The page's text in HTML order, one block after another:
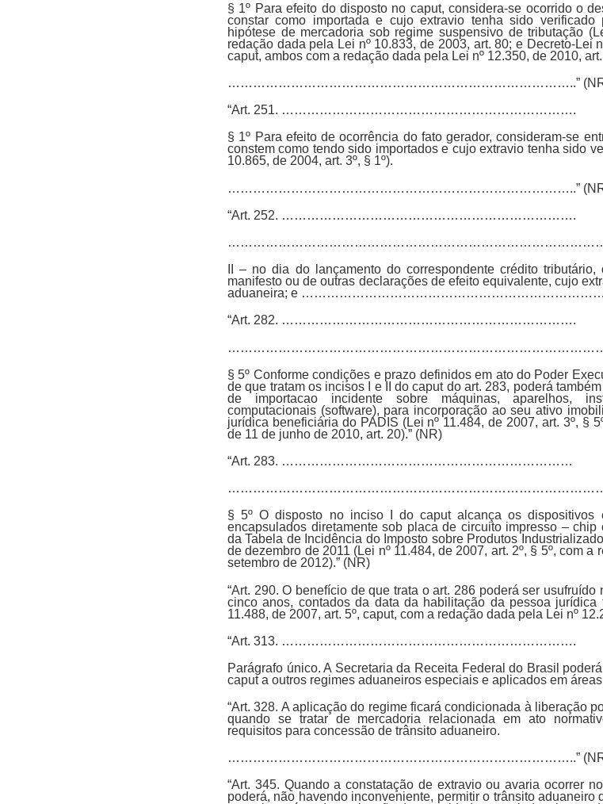
§ 1º Para efeito do disposto no caput, considera-se ocorrido o
constar como importada e cujo extravio tenha sido
hipótese de mercadoria sob regime suspensivo de tributação
redação dada pela Lei nº 10.833, de 2003, art. 80; e Decreto-Lei
caput, ambos com a redação dada pela Lei nº 12.350, de 2010,
………………………………………………………………………..”
“Art. 251. …………………………………………………………….
§ 1º Para efeito de ocorrência do fato gerador, consideram-se
constem como tendo sido importados e cujo extravio tenha sido
10.865, de 2004, art. 3º, § 1º).
………………………………………………………………………..”
“Art. 252. …………………………………………………………….
II – no dia do lançamento do correspondente crédito
manifesto ou de outras declarações de efeito equivalente, cujo
aduaneira; e
“Art. 282. …………………………………………………………….
§ 5º Conforme condições e prazo definidos em ato do Poder
de que tratam os incisos I e II do caput do art. 283, poderá
de importacao incidente sobre máquinas, aparelhos,
computacionais (software), para incorporação ao seu ativo
jurídica beneficiária do PADIS (Lei nº 11.484, de 2007, art. 3º, §
de 11 de junho de 2010, art. 20).” (NR)
“Art. 283. ……………………………………………………………
§ 5º O disposto no inciso I do caput alcança os dispositivos
encapsulados diretamente sob placa de circuito impresso –
da Tabela de Incidência do Imposto sobre Produtos
de dezembro de 2011 (Lei nº 11.484, de 2007, art. 2º, § 5º, com
setembro de 2012).” (NR)
“Art. 290. O benefício de que trata o art. 286 poderá ser
cinco anos, contados da data da habilitação da pessoa jurídica
11.488, de 2007, art. 5º, caput, com a redação dada pela Lei nº
“Art. 313. …………………………………………………………….
Parágrafo único. A Secretaria da Receita Federal do Brasil
caput a outros regimes aduaneiros especiais e aplicados em
“Art. 328. A aplicação do regime ficará condicionada à liberação
quando se tratar de mercadoria relacionada em ato
requisitos para concessão de trânsito aduaneiro.
………………………………………………………………………..”
“Art. 345. Quando a constatação de extravio ou avaria ocorrer
poderá, não havendo inconveniente, permitir o trânsito